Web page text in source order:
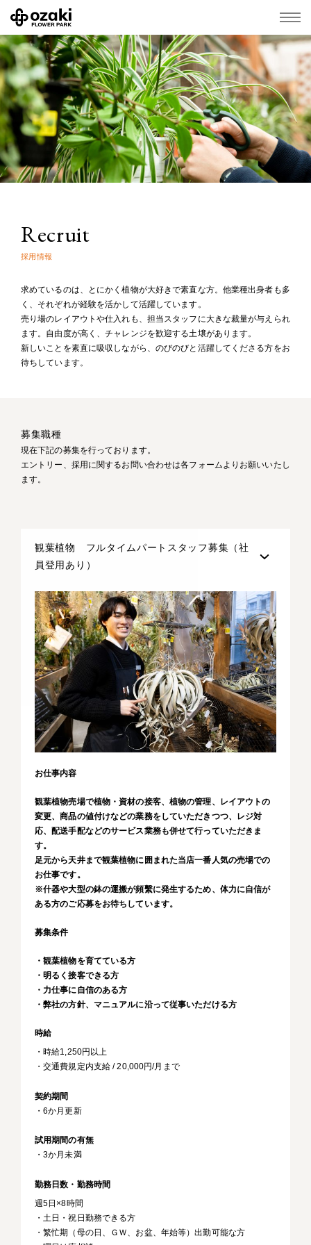
Recruit
採用情報
求めているのは、とにかく植物が大好きで素直な方。他業種出身者も多
く、それぞれが経験を活かして活躍しています。
売り場のレイアウトや仕入れも、担当スタッフに大きな裁量が与えられ
ます。自由度が高く、チャレンジを歓迎する土壌があります。
新しいことを素直に吸収しながら、のびのびと活躍してくださる方をお
待ちしています。
募集職種
現在下記の募集を行っております。
エントリー、採用に関するお問い合わせは各フォームよりお願いいたし
ます。
観葉植物 フルタイムパートスタッフ募集（社
員登用あり）
お仕事内容
観葉植物売場で植物・資材の接客、植物の管理、レイアウトの
変更、商品の値付けなどの業務をしていただきつつ、レジ対
応、配送手配などのサービス業務も併せて行っていただきま
す。
足元から天井まで観葉植物に囲まれた当店一番人気の売場での
お仕事です。
※什器や大型の鉢の運搬が頻繫に発生するため、体力に自信が
ある方のご応募をお待ちしています。
募集条件
・観葉植物を育てている方
・明るく接客できる方
・力仕事に自信のある方
・弊社の方針、マニュアルに沿って従事いただける方
時給
・時給1,250円以上
・交通費規定内支給 / 20,000円/月まで
契約期間
・6か月更新
試用期間の有無
・3か月未満
勤務日数・勤務時間
週5日×8時間
・土日・祝日勤務できる方
・繁忙期（母の日、ＧＷ、お盆、年始等）出勤可能な方